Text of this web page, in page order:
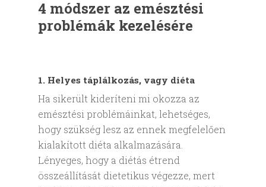
4 módszer az emésztési
problémák kezelésére
1. Helyes táplálkozás, vagy diéta
Ha sikerült kideríteni mi okozza az
emésztési problémáinkat, lehetséges,
hogy szükség lesz az ennek megfelelően
kialakított diéta alkalmazására.
Lényeges, hogy a diétás étrend
összeállítását dietetikus végezze, mert